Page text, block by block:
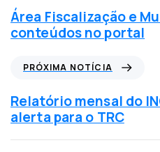
t
í
c
n
t
e
Área Fiscalização e
conteúdos no portal
ó
x
i
m
PRÓXIMA NOTÍCIA
Relatório mensal do
alerta para o TRC